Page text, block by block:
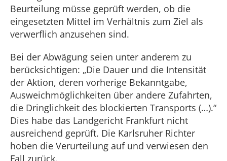
Beurteilung müsse geprüft werden, ob die
eingesetzten Mittel im Verhältnis zum Ziel als
verwerflich anzusehen sind.
Bei der Abwägung seien unter anderem zu
berücksichtigen: „Die Dauer und die Intensität
der Aktion, deren vorherige Bekanntgabe,
Ausweichmöglichkeiten über andere Zufahrten,
die Dringlichkeit des blockierten Transports (…).“
Dies habe das Landgericht Frankfurt nicht
ausreichend geprüft. Die Karlsruher Richter
hoben die Verurteilung auf und verwiesen den
Fall zurück.